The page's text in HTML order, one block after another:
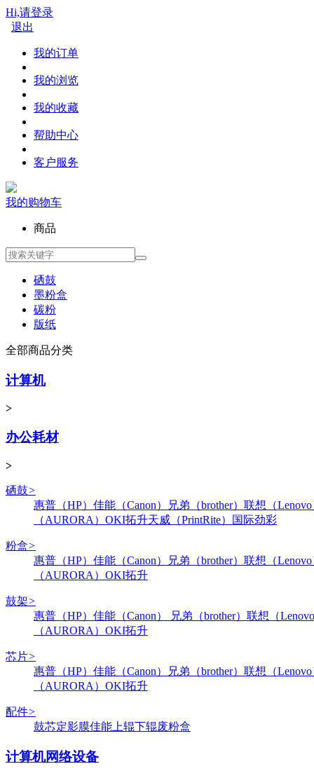
Hi,请登录
退出
我的订单
我的浏览
我的收藏
帮助中心
客户服务
我的购物车
商品
硒鼓
墨粉盒
碳粉
版纸
全部商品分类
计算机
>
办公耗材
>
硒鼓>
惠普（HP） 佳能（Canon） 兄弟（brother） 联想（
（AURORA） OKI拓升天威（PrintRite） 国际劲彩
粉盒>
惠普（HP） 佳能（Canon） 兄弟（brother） 联想（
（AURORA） OKI拓升
鼓架>
惠普（HP） 佳能（Canon） 兄弟（brother） 联想（
（AURORA） OKI拓升
芯片>
惠普（HP） 佳能（Canon） 兄弟（brother） 联想（
（AURORA） OKI拓升
配件>
鼓芯定影膜佳能 上辊下辊废粉盒
计算机网络设备